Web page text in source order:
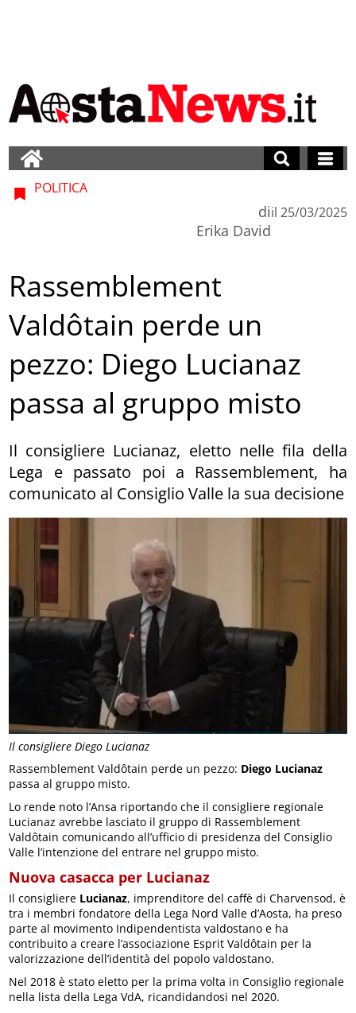
Il consigliere Diego Lucianaz
POLITICA
di
Erika David
il 25/03/2025
Rassemblement
Valdôtain perde un
pezzo: Diego Lucianaz
passa al gruppo misto
Il consigliere Lucianaz, eletto nelle fila della
Lega e passato poi a Rassemblement, ha
comunicato al Consiglio Valle la sua decisione
Rassemblement Valdôtain perde un pezzo: Diego Lucianaz
passa al gruppo misto.
Lo rende noto l’Ansa riportando che il consigliere regionale
Lucianaz avrebbe lasciato il gruppo di Rassemblement
Valdôtain comunicando all’ufficio di presidenza del Consiglio
Valle l’intenzione del entrare nel gruppo misto.
Nuova casacca per Lucianaz
Il consigliere Lucianaz, imprenditore del caffè di Charvensod, è
tra i membri fondatore della Lega Nord Valle d’Aosta, ha preso
parte al movimento Indipendentista valdostano e ha
contribuito a creare l’associazione Esprit Valdôtain per la
valorizzazione dell’identità del popolo valdostano.
Nel 2018 è stato eletto per la prima volta in Consiglio regionale
nella lista della Lega VdA, ricandidandosi nel 2020.